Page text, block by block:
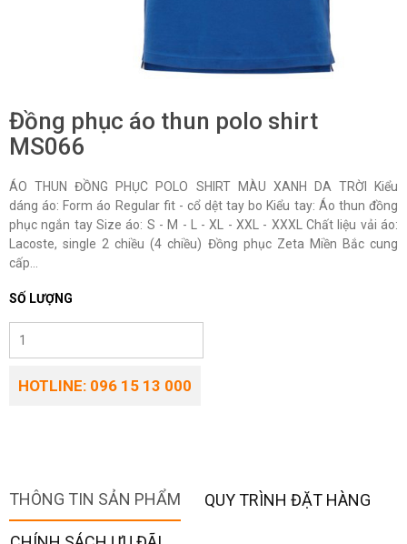
Đồng phục áo thun polo shirt
MS066
ÁO THUN ĐỒNG PHỤC POLO SHIRT MÀU XANH DA TRỜI Kiểu
dáng áo: Form áo Regular fit - cổ dệt tay bo Kiểu tay: Áo thun đồng
phục ngắn tay Size áo: S - M - L - XL - XXL - XXXL Chất liệu vải áo:
Lacoste, single 2 chiều (4 chiều) Đồng phục Zeta Miền Bắc cung
cấp...
SỐ LƯỢNG
HOTLINE: 096 15 13 000
THÔNG TIN SẢN PHẨM QUY TRÌNH ĐẶT HÀNG